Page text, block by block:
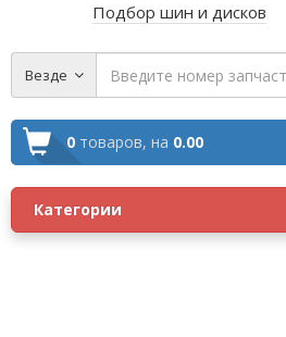
Подбор шин и дисков
Везде
0 товаров, на 0.00
Категории